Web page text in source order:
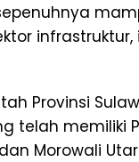
Provinsi
memiliki
Morowali